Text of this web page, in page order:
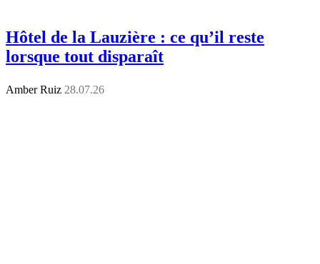
Hôtel de la Lauzière : ce qu’il reste
lorsque tout disparaît
Amber Ruiz 28.07.26